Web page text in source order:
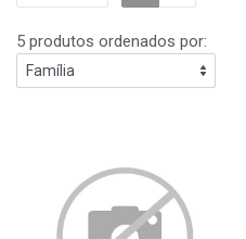
5 produtos ordenados por: